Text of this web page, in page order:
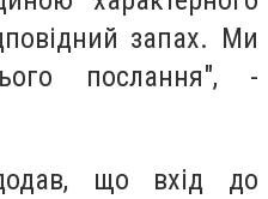
запах. Ми
послання", -
що вхід до